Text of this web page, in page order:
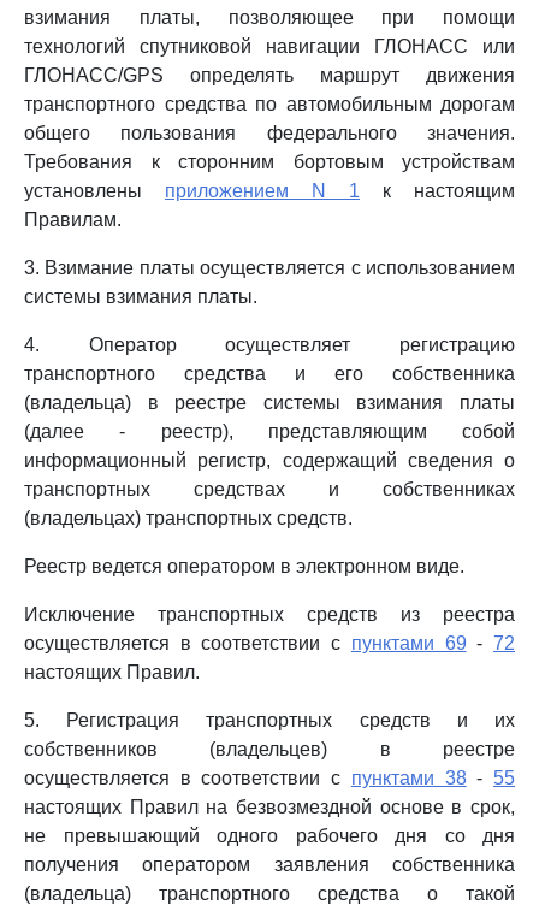
взимания платы, позволяющее при помощи
технологий спутниковой навигации ГЛОНАСС или
ГЛОНАСС/GPS определять маршрут движения
транспортного средства по автомобильным дорогам
общего пользования федерального значения.
Требования к сторонним бортовым устройствам
установлены приложением N 1 к настоящим
Правилам.
3. Взимание платы осуществляется с использованием
системы взимания платы.
4. Оператор осуществляет регистрацию
транспортного средства и его собственника
(владельца) в реестре системы взимания платы
(далее - реестр), представляющим собой
информационный регистр, содержащий сведения о
транспортных средствах и собственниках
(владельцах) транспортных средств.
Реестр ведется оператором в электронном виде.
Исключение транспортных средств из реестра
осуществляется в соответствии с пунктами 69 -72
настоящих Правил.
5. Регистрация транспортных средств и их
собственников (владельцев) в реестре
осуществляется в соответствии с пунктами 38- 55
настоящих Правил на безвозмездной основе в срок,
не превышающий одного рабочего дня со дня
получения оператором заявления собственника
(владельца) транспортного средства о такой